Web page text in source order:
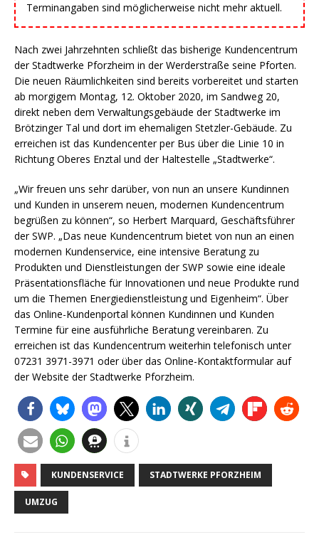
Terminangaben sind möglicherweise nicht mehr aktuell.
Nach zwei Jahrzehnten schließt das bisherige Kundencentrum
der Stadtwerke Pforzheim in der Werderstraße seine Pforten.
Die neuen Räumlichkeiten sind bereits vorbereitet und starten
ab morgigem Montag, 12. Oktober 2020, im Sandweg 20,
direkt neben dem Verwaltungsgebäude der Stadtwerke im
Brötzinger Tal und dort im ehemaligen Stetzler-Gebäude. Zu
erreichen ist das Kundencenter per Bus über die Linie 10 in
Richtung Oberes Enztal und der Haltestelle „Stadtwerke“.
„Wir freuen uns sehr darüber, von nun an unsere Kundinnen
und Kunden in unserem neuen, modernen Kundencentrum
begrüßen zu können“, so Herbert Marquard, Geschäftsführer
der SWP. „Das neue Kundencentrum bietet von nun an einen
modernen Kundenservice, eine intensive Beratung zu
Produkten und Dienstleistungen der SWP sowie eine ideale
Präsentationsfläche für Innovationen und neue Produkte rund
um die Themen Energiedienstleistung und Eigenheim“. Über
das Online-Kundenportal können Kundinnen und Kunden
Termine für eine ausführliche Beratung vereinbaren. Zu
erreichen ist das Kundencentrum weiterhin telefonisch unter
07231 3971-3971 oder über das Online-Kontaktformular auf
der Website der Stadtwerke Pforzheim.
KUNDENSERVICE STADTWERKE PFORZHEIM
UMZUG